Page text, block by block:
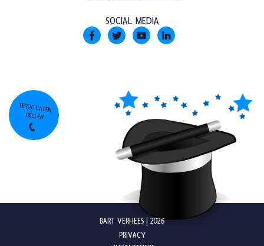
SOCIAL MEDIA
BART VERHEES | 2026
PRIVACY